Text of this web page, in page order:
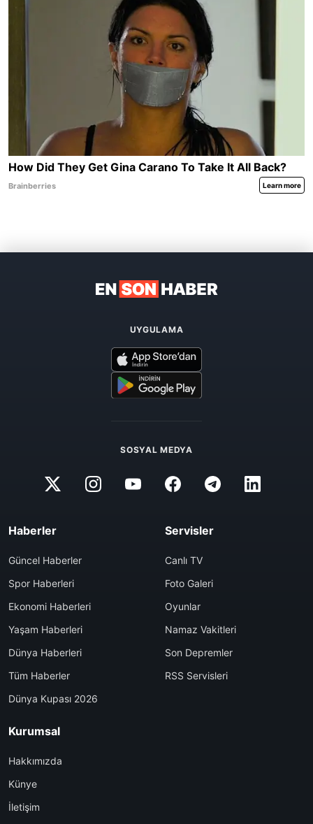
UYGULAMA
SOSYAL MEDYA
Haberler
Güncel Haberler
Spor Haberleri
Ekonomi Haberleri
Yaşam Haberleri
Dünya Haberleri
Tüm Haberler
Dünya Kupası 2026
Servisler
Canlı TV
Foto Galeri
Oyunlar
Namaz Vakitleri
Son Depremler
RSS Servisleri
Kurumsal
Hakkımızda
Künye
İletişim